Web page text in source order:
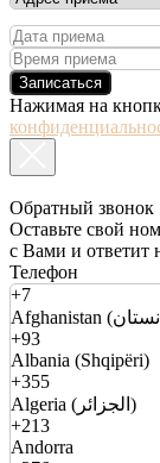
Записаться
Нажимая на
Обратный звонок
Оставьте свой
с Вами и ответит
Телефон
+7
+93
Albania (Shqipëri)
+355
Algeria (الجزائر)
+213
Andorra